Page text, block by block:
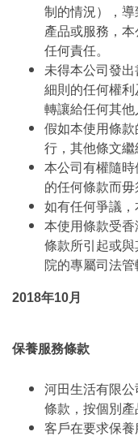
制的情況），
產品或服務，
任何責任。
未得本公司發
細則的任何權
轉讓給任何其他
假如本使用條
行，其他條文繼
本公司有權隨
的任何條款而毋
如有任何爭議，
本使用條款受
條款所引起或
院的專屬司法管
2018年10月
保養服務條款
河田生活有限
條款，按個別產
客戶在要求保